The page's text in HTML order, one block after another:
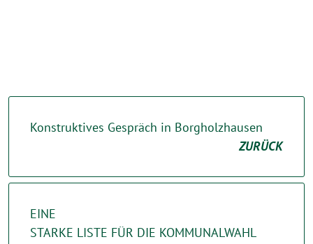
Konstruktives Gespräch in Borgholzhausen
ZURÜCK
EINE
STARKE LISTE FÜR DIE KOMMUNALWAHL